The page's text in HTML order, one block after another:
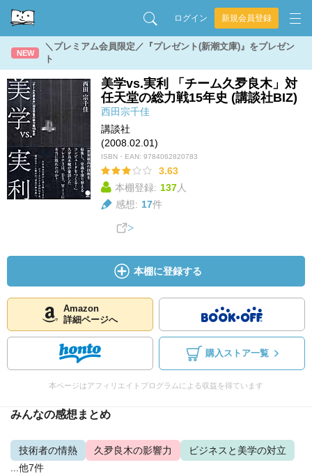
ログイン 新規会員登録
NEW
＼プレミアム会員限定／『プレゼント(新潮文庫)』をプレゼン
ト
美学vs.実利 「チーム久夛良木」対
任天堂の総力戦15年史 (講談社BIZ)
西田宗千佳
講談社
(2008.02.01)
ISBN・EAN: 9784062820783
3.63
本棚登録: 137人
感想: 17件
本棚に登録する
Amazon
詳細ページへ
購入ストア一覧
本ページはアフィリエイトプログラムによる収益を得ています
みんなの感想まとめ
技術者の情熱 久夛良木の影響力
ビジネスと美学の対立
...他7件